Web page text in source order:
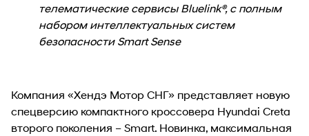
телематические сервисы Bluelink®, с полным
набором интеллектуальных систем
безопасности Smart Sense
Компания «Хендэ Мотор СНГ» представляет новую
спецверсию компактного кроссовера Hyundai Creta
второго поколения – Smart. Новинка, максимальная